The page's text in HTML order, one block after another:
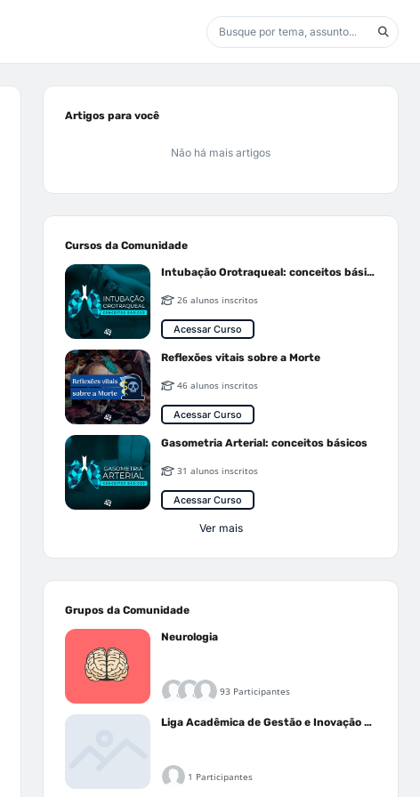
Artigos para você
Não há mais artigos
Cursos da Comunidade
Intubação Orotraqueal: conceitos básicos
26 alunos inscritos
Acessar Curso
Reflexões vitais sobre a Morte
46 alunos inscritos
Acessar Curso
Gasometria Arterial: conceitos básicos
31 alunos inscritos
Acessar Curso
Ver mais
Grupos da Comunidade
Neurologia
93 Participantes
Liga Acadêmica de Gestão e Inovação Médica - LAGIM
1 Participantes